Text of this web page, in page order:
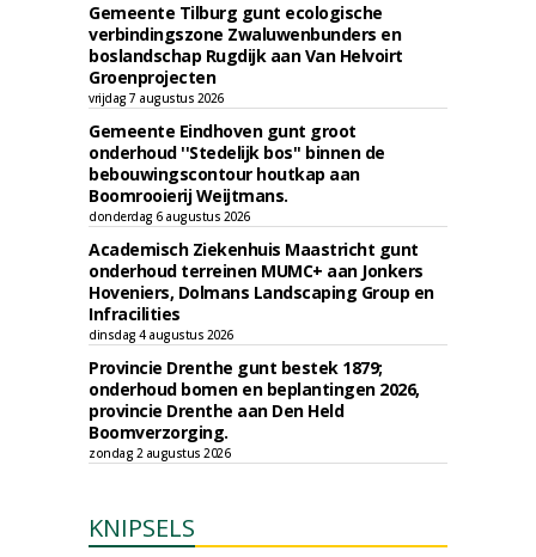
Gemeente Tilburg gunt ecologische
verbindingszone Zwaluwenbunders en
boslandschap Rugdijk aan Van Helvoirt
Groenprojecten
vrijdag 7 augustus 2026
Gemeente Eindhoven gunt groot
onderhoud ''Stedelijk bos'' binnen de
bebouwingscontour houtkap aan
Boomrooierij Weijtmans.
donderdag 6 augustus 2026
Academisch Ziekenhuis Maastricht gunt
onderhoud terreinen MUMC+ aan Jonkers
Hoveniers, Dolmans Landscaping Group en
Infracilities
dinsdag 4 augustus 2026
Provincie Drenthe gunt bestek 1879;
onderhoud bomen en beplantingen 2026,
provincie Drenthe aan Den Held
Boomverzorging.
zondag 2 augustus 2026
KNIPSELS